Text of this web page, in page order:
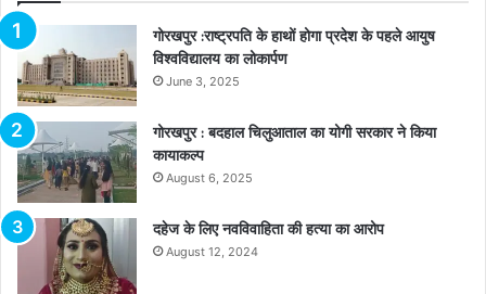
गोरखपुर :राष्ट्रपति के हाथों होगा प्रदेश के पहले आयुष
विश्वविद्यालय का लोकार्पण
June 3, 2025
गोरखपुर : बदहाल चिलुआताल का योगी सरकार ने किया
कायाकल्प
August 6, 2025
दहेज के लिए नवविवाहिता की हत्या का आरोप
August 12, 2024